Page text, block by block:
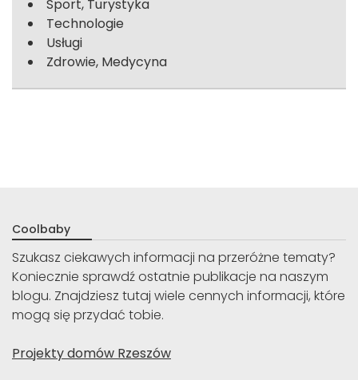
Sport, Turystyka
Technologie
Usługi
Zdrowie, Medycyna
Coolbaby
Szukasz ciekawych informacji na przeróżne tematy?
Koniecznie sprawdź ostatnie publikacje na naszym
blogu. Znajdziesz tutaj wiele cennych informacji, które
mogą się przydać tobie.
Projekty domów Rzeszów